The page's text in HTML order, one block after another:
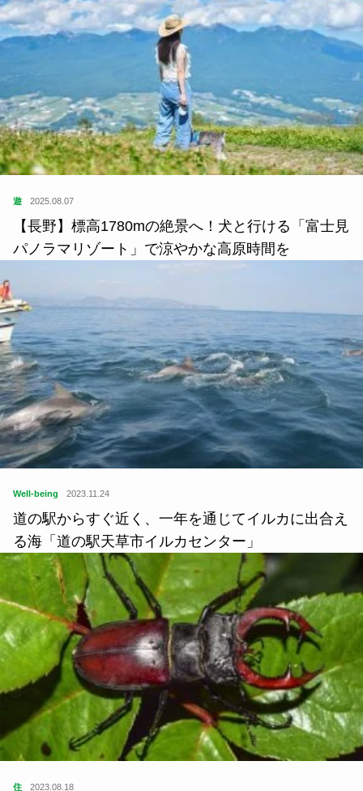
遊 2025.08.07
【長野】標高1780mの絶景へ！犬と行ける「富士見
パノラマリゾート」で涼やかな高原時間を
Well-being 2023.11.24
道の駅からすぐ近く、一年を通じてイルカに出合え
る海「道の駅天草市イルカセンター」
住 2023.08.18